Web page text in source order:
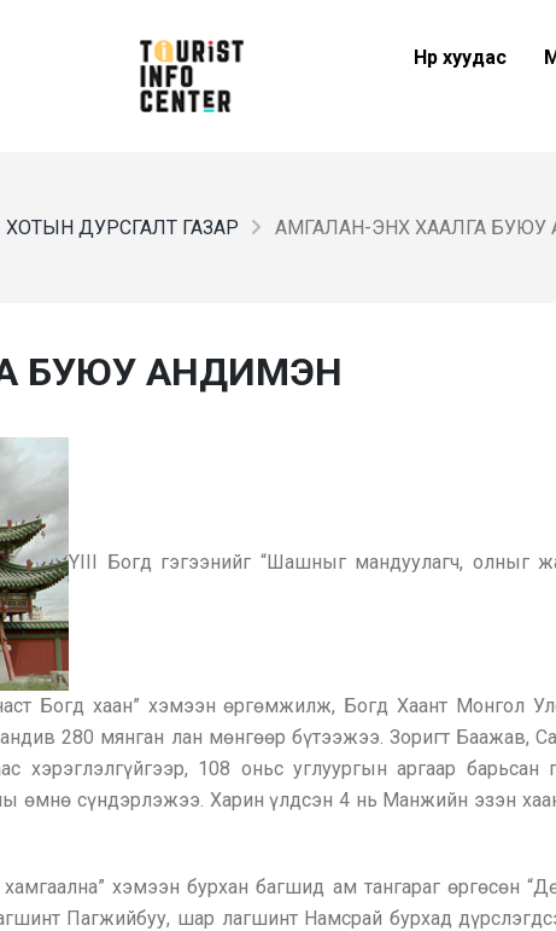
Нүүр хуудас
ХОТЫН ДУРСГАЛТ ГАЗАР АМГАЛАН-ЭНХ ХААЛГА
БУЮУ АНДИМЭН
YIII Богд гэгээнийг “Шашныг мандуулагч, олныг
Богд хаан” хэмээн өргөмжилж, Богд Хаант Монгол
280 мянган лан мөнгөөр бүтээжээ. Зоригт Баажав,
хэрэглэлгүйгээр, 108 оньс углуургын аргаар
өмнө сүндэрлэжээ. Харин үлдсэн 4 нь Манжийн эзэн
хэмээн бурхан багшид ам тангараг өргөсөн
Пагжийбуу, шар лагшинт Намсрай бурхад